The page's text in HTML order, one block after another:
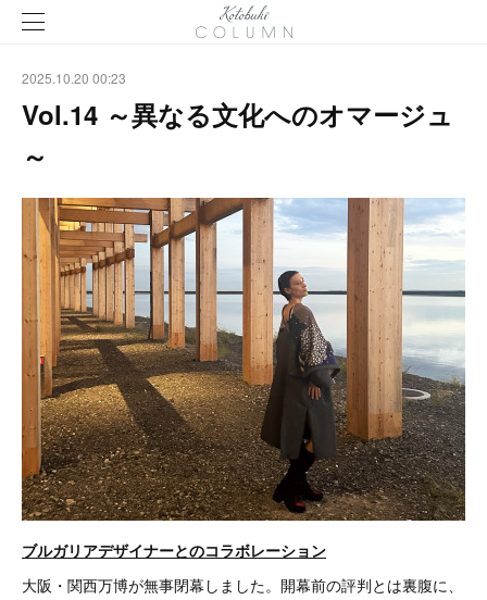
2025.10.20 00:23
Vol.14 ～異なる文化へのオマージュ
～
ブルガリアデザイナーとのコラボレーション
大阪・関西万博が無事閉幕しました。開幕前の評判とは裏腹に、